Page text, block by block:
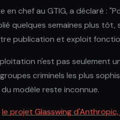
en chef au GTIG, a déclaré :
quelques semaines plus tôt,
publication et exploit
n'est pas seulement
criminels les plus
modèle reste inconnue.
le projet Glasswing